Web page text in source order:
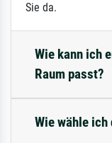
Sie da.
Wie kann ich
Raum passt?
Wie wähle